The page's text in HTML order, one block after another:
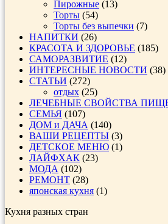
Пирожные (13)
Торты (54)
Торты без выпечки (7)
НАПИТКИ (26)
КРАСОТА И ЗДОРОВЬЕ (185)
САМОРАЗВИТИЕ (12)
ИНТЕРЕСНЫЕ НОВОСТИ (38)
СТАТЬИ (272)
отдых (25)
ЛЕЧЕБНЫЕ СВОЙСТВА
СЕМЬЯ (107)
ДОМ и ДАЧА (140)
ВАШИ РЕЦЕПТЫ (3)
ДЕТСКОЕ МЕНЮ (1)
ЛАЙФХАК (23)
МОДА (102)
РЕМОНТ (28)
японская кухня (1)
Кухня разных стран